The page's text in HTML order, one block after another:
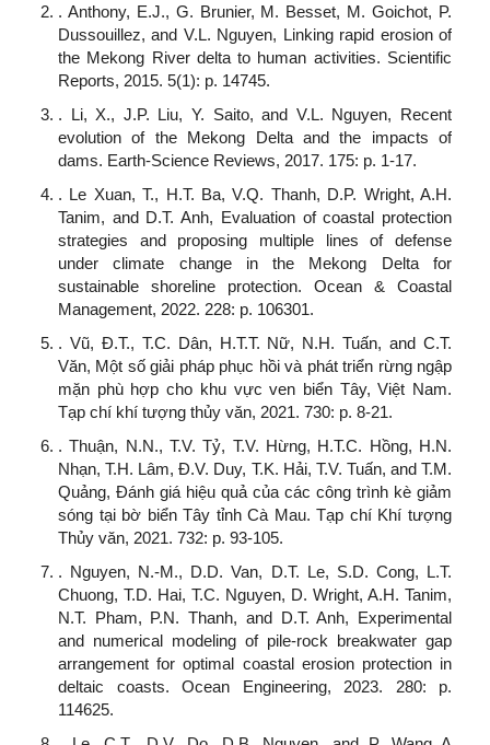
. Anthony, E.J., G. Brunier, M. Besset, M. Goichot, P.
Dussouillez, and V.L. Nguyen, Linking rapid erosion of
the Mekong River delta to human activities. Scientific
Reports, 2015. 5(1): p. 14745.
. Li, X., J.P. Liu, Y. Saito, and V.L. Nguyen, Recent
evolution of the Mekong Delta and the impacts of
dams. Earth-Science Reviews, 2017. 175: p. 1-17.
. Le Xuan, T., H.T. Ba, V.Q. Thanh, D.P. Wright, A.H.
Tanim, and D.T. Anh, Evaluation of coastal protection
strategies and proposing multiple lines of defense
under climate change in the Mekong Delta for
sustainable shoreline protection. Ocean & Coastal
Management, 2022. 228: p. 106301.
. Vũ, Đ.T., T.C. Dân, H.T.T. Nữ, N.H. Tuấn, and C.T.
Văn, Một số giải pháp phục hồi và phát triển rừng ngập
mặn phù hợp cho khu vực ven biển Tây, Việt Nam.
Tạp chí khí tượng thủy văn, 2021. 730: p. 8-21.
. Thuận, N.N., T.V. Tỷ, T.V. Hừng, H.T.C. Hồng, H.N.
Nhạn, T.H. Lâm, Đ.V. Duy, T.K. Hải, T.V. Tuấn, and T.M.
Quảng, Đánh giá hiệu quả của các công trình kè giảm
sóng tại bờ biển Tây tỉnh Cà Mau. Tạp chí Khí tượng
Thủy văn, 2021. 732: p. 93-105.
. Nguyen, N.-M., D.D. Van, D.T. Le, S.D. Cong, L.T.
Chuong, T.D. Hai, T.C. Nguyen, D. Wright, A.H. Tanim,
N.T. Pham, P.N. Thanh, and D.T. Anh, Experimental
and numerical modeling of pile-rock breakwater gap
arrangement for optimal coastal erosion protection in
deltaic coasts. Ocean Engineering, 2023. 280: p.
114625.